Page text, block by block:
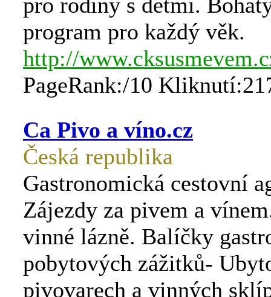
program pro každý věk.
http://
PageRank:/10
Ca Pivo a víno.cz
Česká republika
Gastronomická cestovní
Zájezdy za pivem a
vinné lázně. Balíčky
pobytových zážitků-
pivovarech a vinných